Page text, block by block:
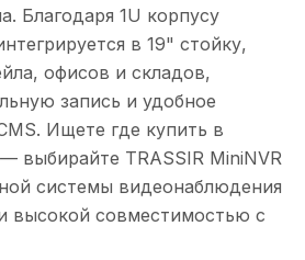
Благодаря 1U корпусу
в 19" стойку,
офисов и складов,
запись и удобное
Ищете где купить в
выбирайте TRASSIR MiniNVR
системы видеонаблюдения
высокой совместимостью с